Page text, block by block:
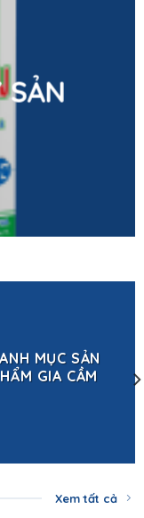
SẢN
MỤC SẢN
GIA CẦM
Xem tất cả